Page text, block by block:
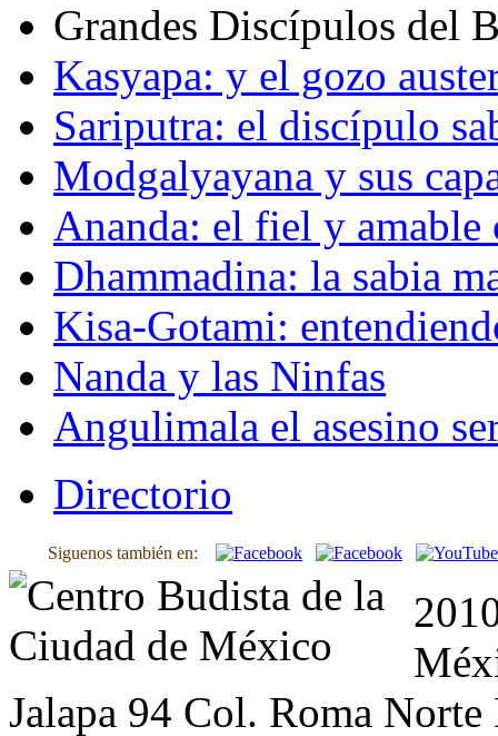
Grandes Discípulos del
Kasyapa: y el gozo
Sariputra: el discípulo
Modgalyayana y sus
Ananda: el fiel y amable
Dhammadina: la sabia
Kisa-Gotami:
Nanda y las Ninfas
Angulimala el asesino
Directorio
Siguenos también en:
Jalapa 94 Col. Roma